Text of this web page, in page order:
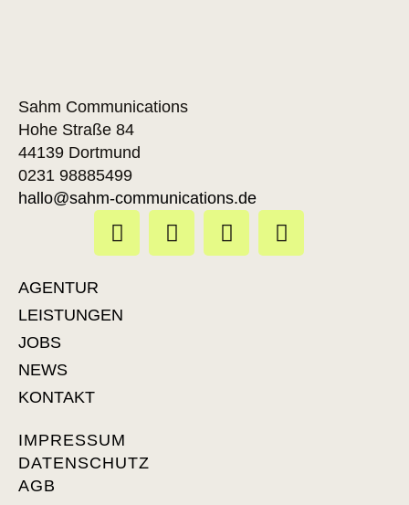
Sahm Communications
Hohe Straße 84
44139 Dortmund
0231 98885499
hallo@sahm-communications.de
AGENTUR
LEISTUNGEN
JOBS
NEWS
KONTAKT
IMPRESSUM
DATENSCHUTZ
AGB